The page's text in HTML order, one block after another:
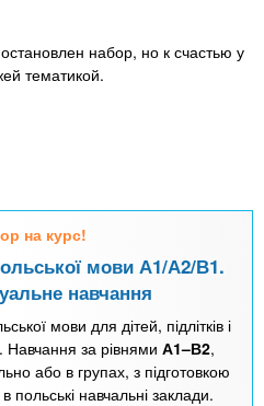
курсы
набор, но к счастью у
тематикой.
на курс!
мови А1/А2/В1.
навчання
мови для дітей, підлітків і
Навчання за рівнями А1–В2,
або в групах, з підготовкою
польські навчальні заклади.